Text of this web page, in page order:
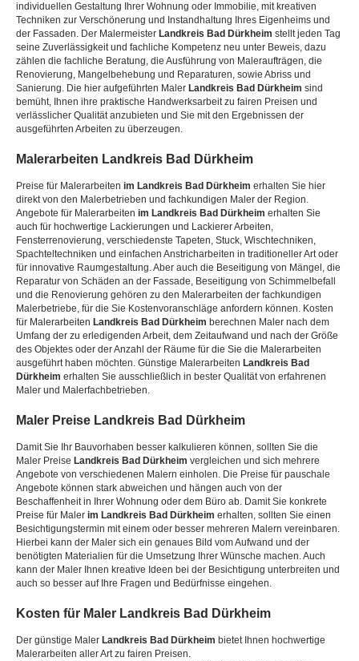
individuellen Gestaltung Ihrer Wohnung oder Immobilie, mit kreativen
Techniken zur Verschönerung und Instandhaltung Ihres Eigenheims und
der Fassaden. Der Malermeister Landkreis Bad Dürkheim stellt jeden Tag
seine Zuverlässigkeit und fachliche Kompetenz neu unter Beweis, dazu
zählen die fachliche Beratung, die Ausführung von Maleraufträgen, die
Renovierung, Mangelbehebung und Reparaturen, sowie Abriss und
Sanierung. Die hier aufgeführten Maler Landkreis Bad Dürkheim sind
bemüht, Ihnen ihre praktische Handwerksarbeit zu fairen Preisen und
verlässlicher Qualität anzubieten und Sie mit den Ergebnissen der
ausgeführten Arbeiten zu überzeugen.
Malerarbeiten Landkreis Bad Dürkheim
Preise für Malerarbeiten im Landkreis Bad Dürkheim erhalten Sie hier
direkt von den Malerbetrieben und fachkundigen Maler der Region.
Angebote für Malerarbeiten im Landkreis Bad Dürkheim erhalten Sie
auch für hochwertige Lackierungen und Lackierer Arbeiten,
Fensterrenovierung, verschiedenste Tapeten, Stuck, Wischtechniken,
Spachteltechniken und einfachen Anstricharbeiten in traditioneller Art oder
für innovative Raumgestaltung. Aber auch die Beseitigung von Mängel, die
Reparatur von Schäden an der Fassade, Beseitigung von Schimmelbefall
und die Renovierung gehören zu den Malerarbeiten der fachkundigen
Malerbetriebe, für die Sie Kostenvoranschläge anfordern können. Kosten
für Malerarbeiten Landkreis Bad Dürkheim berechnen Maler nach dem
Umfang der zu erledigenden Arbeit, dem Zeitaufwand und nach der Größe
des Objektes oder der Anzahl der Räume für die Sie die Malerarbeiten
ausgeführt haben möchten. Günstige Malerarbeiten Landkreis Bad
Dürkheim erhalten Sie ausschließlich in bester Qualität von erfahrenen
Maler und Malerfachbetrieben.
Maler Preise Landkreis Bad Dürkheim
Damit Sie Ihr Bauvorhaben besser kalkulieren können, sollten Sie die
Maler Preise Landkreis Bad Dürkheim vergleichen und sich mehrere
Angebote von verschiedenen Malern einholen. Die Preise für pauschale
Angebote können stark abweichen und hängen auch von der
Beschaffenheit in Ihrer Wohnung oder dem Büro ab. Damit Sie konkrete
Preise für Maler im Landkreis Bad Dürkheim erhalten, sollten Sie einen
Besichtigungstermin mit einem oder besser mehreren Malern vereinbaren.
Hierbei kann der Maler sich ein genaues Bild vom Aufwand und der
benötigten Materialien für die Umsetzung Ihrer Wünsche machen. Auch
kann der Maler Ihnen kreative Ideen bei der Besichtigung unterbreiten und
auch so besser auf Ihre Fragen und Bedürfnisse eingehen.
Kosten für Maler Landkreis Bad Dürkheim
Der günstige Maler Landkreis Bad Dürkheim bietet Ihnen hochwertige
Malerarbeiten aller Art zu fairen Preisen.